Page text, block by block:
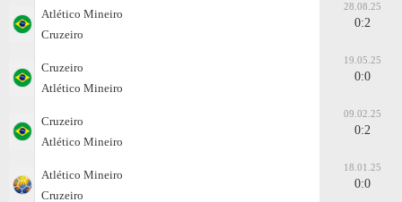
Atlético Mineiro
Cruzeiro
28.08.25
0:2
Cruzeiro
Atlético Mineiro
19.05.25
0:0
Cruzeiro
Atlético Mineiro
09.02.25
0:2
Atlético Mineiro
Cruzeiro
18.01.25
0:0